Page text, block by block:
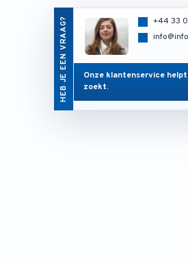
HEB JE EEN VRAAG?
+44 33
Onze klantenservice
zoekt.